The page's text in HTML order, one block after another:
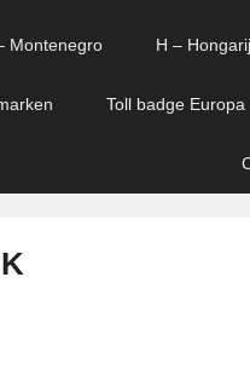
Montenegro H –
Toll badge Europa